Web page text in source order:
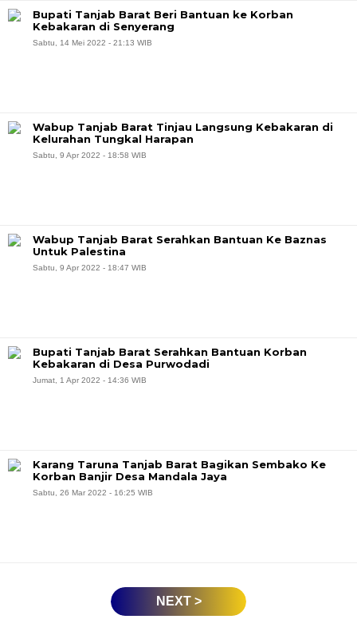
Bupati Tanjab Barat Beri Bantuan ke Korban
Kebakaran di Senyerang
Sabtu, 14 Mei 2022 - 21:13 WIB
Wabup Tanjab Barat Tinjau Langsung Kebakaran di
Kelurahan Tungkal Harapan
Sabtu, 9 Apr 2022 - 18:58 WIB
Wabup Tanjab Barat Serahkan Bantuan Ke Baznas
Untuk Palestina
Sabtu, 9 Apr 2022 - 18:47 WIB
Bupati Tanjab Barat Serahkan Bantuan Korban
Kebakaran di Desa Purwodadi
Jumat, 1 Apr 2022 - 14:36 WIB
Karang Taruna Tanjab Barat Bagikan Sembako Ke
Korban Banjir Desa Mandala Jaya
Sabtu, 26 Mar 2022 - 16:25 WIB
NEXT >